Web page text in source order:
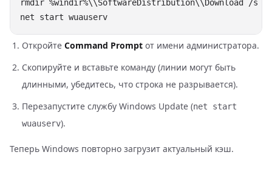
Откройте Command Prompt от имени администратора.
Скопируйте и вставьте команду (линии могут быть
длинными, убедитесь, что строка не разрывается).
Перезапустите службу Windows Update (net start
wuauserv).
Теперь Windows повторно загрузит актуальный кэш.